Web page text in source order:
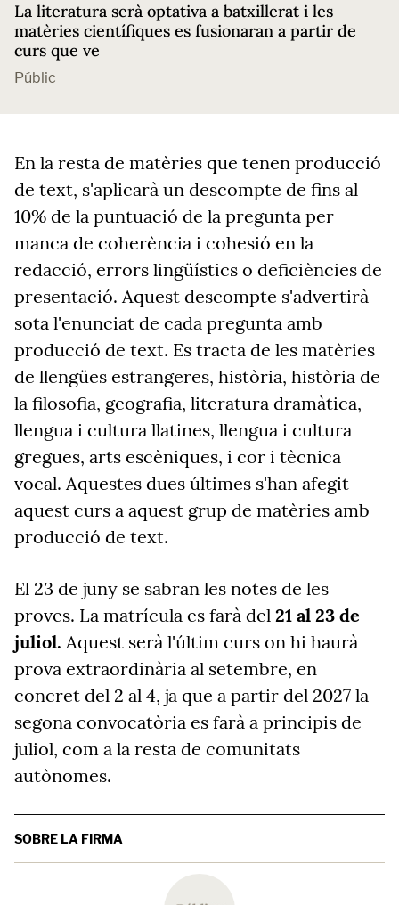
La literatura serà optativa a batxillerat i les
matèries científiques es fusionaran a partir de
curs que ve
Públic
En la resta de matèries que tenen producció
de text, s'aplicarà un descompte de fins al
10% de la puntuació de la pregunta per
manca de coherència i cohesió en la
redacció, errors lingüístics o deficiències de
presentació. Aquest descompte s'advertirà
sota l'enunciat de cada pregunta amb
producció de text. Es tracta de les matèries
de llengües estrangeres, història, història de
la filosofia, geografia, literatura dramàtica,
llengua i cultura llatines, llengua i cultura
gregues, arts escèniques, i cor i tècnica
vocal. Aquestes dues últimes s'han afegit
aquest curs a aquest grup de matèries amb
producció de text.
El 23 de juny se sabran les notes de les
proves. La matrícula es farà del 21 al 23 de
juliol. Aquest serà l'últim curs on hi haurà
prova extraordinària al setembre, en
concret del 2 al 4, ja que a partir del 2027 la
segona convocatòria es farà a principis de
juliol, com a la resta de comunitats
autònomes.
SOBRE LA FIRMA